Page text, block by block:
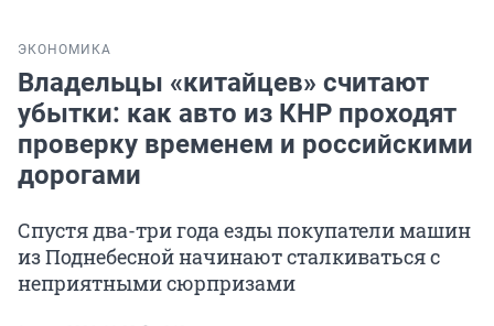
ЭКОНОМИКА
Владельцы «китайцев» считают
убытки: как авто из КНР проходят
проверку временем и российскими
дорогами
Спустя два-три года езды покупатели машин
из Поднебесной начинают сталкиваться с
неприятными сюрпризами